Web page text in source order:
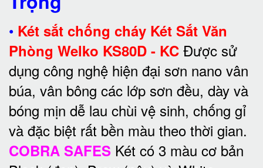
• Két sắt chống cháy Két Sắt Văn
Phòng Welko KS80D - KC Được sử
dụng công nghệ hiện đại sơn nano vân
búa, vân bông các lớp sơn đều, dày và
bóng mịn dễ lau chùi vệ sinh, chống gỉ
và đặc biệt rất bền màu theo thời gian.
COBRA SAFES Két có 3 màu cơ bản